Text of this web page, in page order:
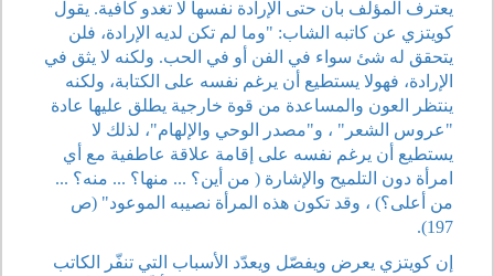
يعترف المؤلف بأن حتى الإرادة نفسها لا تغدو كافية. يقول
كويتزي عن كاتبه الشاب: "وما لم تكن لديه الإرادة، فلن
يتحقق له شئ سواء في الفن أو في الحب. ولكنه لا يثق في
الإرادة، فهولا يستطيع أن يرغم نفسه على الكتابة، ولكنه
ينتظر العون والمساعدة من قوة خارجية يطلق عليها عادة
"عروس الشعر" ، و"مصدر الوحي والإلهام"، لذلك لا
يستطيع أن يرغم نفسه على إقامة علاقة عاطفية مع أي
امرأة دون التلميح والإشارة ( من أين؟ ... منها؟ ... منه؟ ...
من أعلى؟) ، وقد تكون هذه المرأة نصيبه الموعود" (ص
197).
إن كويتزي يعرض ويفصّل ويعدّد الأسباب التي تنفّر الكاتب